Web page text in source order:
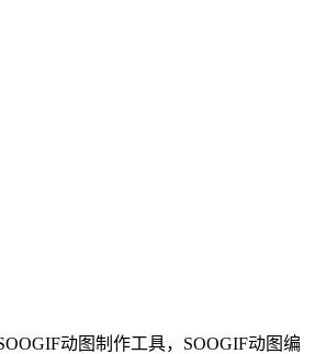
动图制作工具，SOOGIF动图编